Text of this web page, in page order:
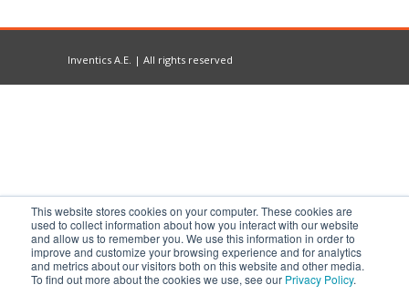
This website stores cookies on your computer. These cookies are
used to collect information about how you interact with our website
and allow us to remember you. We use this information in order to
improve and customize your browsing experience and for analytics
and metrics about our visitors both on this website and other media.
To find out more about the cookies we use, see our Privacy Policy.
Inventics A.E. | All rights reserved